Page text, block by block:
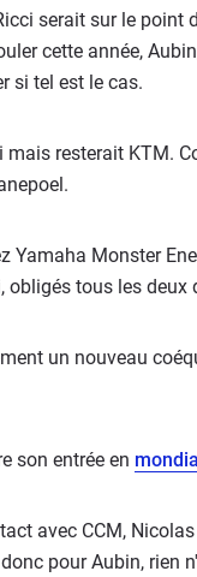
serait sur le point
cette année,
si tel est le cas.
resterait KTM.
Yamaha Monster
tous les
un nouveau
son entrée en
avec CCM,
pour Aubin, rien